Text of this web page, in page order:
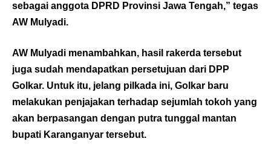
sebagai anggota DPRD Provinsi Jawa Tengah,” tegas
AW Mulyadi.
AW Mulyadi menambahkan, hasil rakerda tersebut
juga sudah mendapatkan persetujuan dari DPP
Golkar. Untuk itu, jelang pilkada ini, Golkar baru
melakukan penjajakan terhadap sejumlah tokoh yang
akan berpasangan dengan putra tunggal mantan
bupati Karanganyar tersebut.